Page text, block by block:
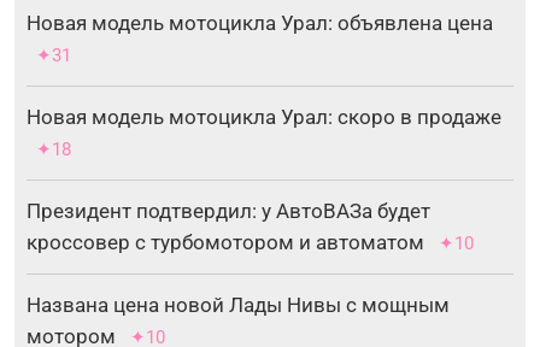
Новая модель мотоцикла Урал: объявлена цена
✦31
Новая модель мотоцикла Урал: скоро в продаже
✦18
Президент подтвердил: у АвтоВАЗа будет
кроссовер с турбомотором и автоматом
✦10
Названа цена новой Лады Нивы с мощным
мотором
✦10